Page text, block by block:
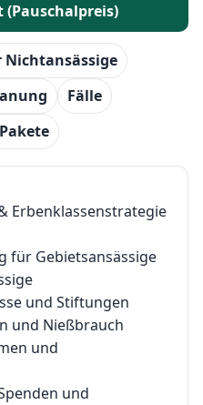
Nichtansässige
Fälle
Erbenklassenstrategie
für Gebietsansässige
und Stiftungen
und Nießbrauch
und
und